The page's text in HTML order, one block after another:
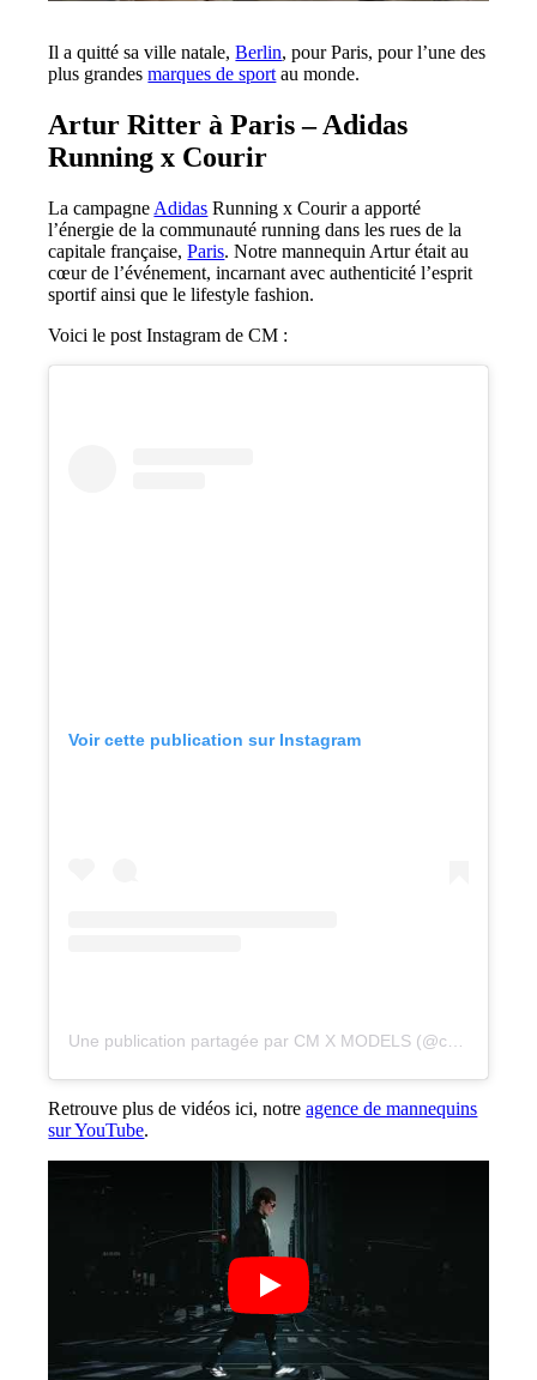
Il a quitté sa ville natale,Berlin, pour Paris, pour l’une des
plus grandesmarques de sport au monde.
Artur Ritter à Paris – Adidas
Running x Courir
La campagne Adidas Running x Courir a apporté
l’énergie de la communauté running dans les rues de la
capitale française,Paris. Notre mannequin Artur était au
cœur de l’événement, incarnant avec authenticité l’esprit
sportif ainsi que le lifestyle fashion.
Voici le post Instagram de CM :
Voir cette publication sur Instagram
Une publication partagée par CM X MODELS (@cmxmodels)
Retrouve plus de vidéos ici, notreagence de mannequins
sur YouTube.